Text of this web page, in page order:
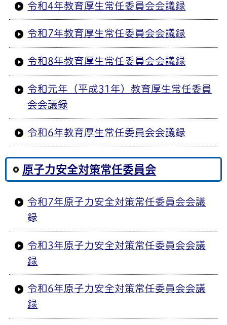
令和4年教育厚生常任委員会会議録
令和7年教育厚生常任委員会会議録
令和8年教育厚生常任委員会会議録
令和元年（平成31年）教育厚生常任委員
会会議録
令和6年教育厚生常任委員会会議録
原子力安全対策常任委員会
令和7年原子力安全対策常任委員会会議
録
令和3年原子力安全対策常任委員会会議
録
令和6年原子力安全対策常任委員会会議
録